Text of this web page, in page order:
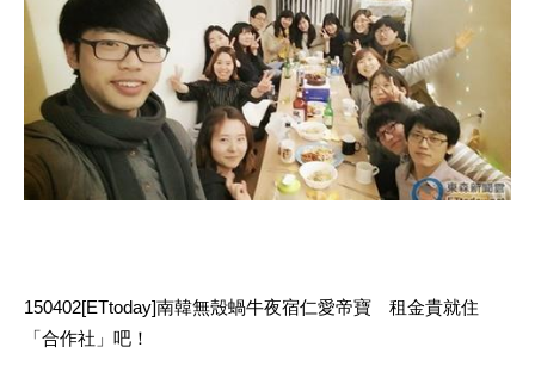
150402[ETtoday]南韓無殼蝸牛夜宿仁愛帝寶 租金貴就住
「合作社」吧！